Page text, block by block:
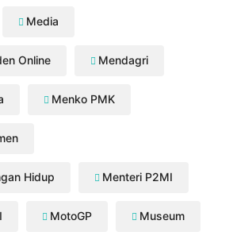
Media
Online Mendagri
Menko PMK
Hidup Menteri P2MI
MotoGP Museum